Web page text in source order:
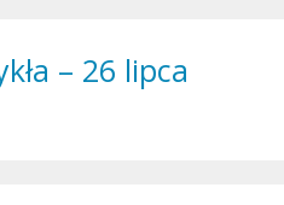
– 26 lipca